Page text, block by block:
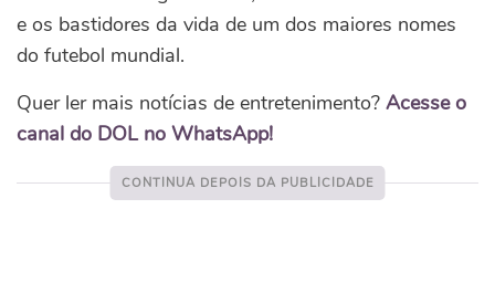
e os bastidores da vida de um dos maiores nomes
do futebol mundial.
Quer ler mais notícias de entretenimento? Acesse o
canal do DOL no WhatsApp!